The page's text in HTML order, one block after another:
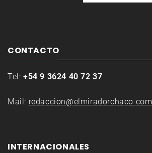
CONTACTO
Tel: +54 9 3624 40 72 37
Mail: redaccion@elmiradorchaco.com
INTERNACIONALES